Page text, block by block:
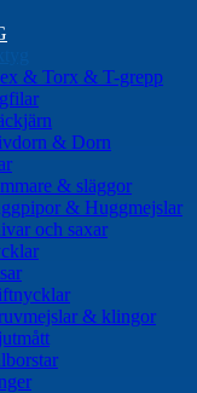
& Torx & T-grepp
& Dorn
& släggor
& Huggmejslar
och saxar
& klingor